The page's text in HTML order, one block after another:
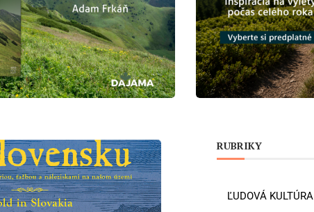
RUBRIKY
ĽUDOVÁ KULTÚRA